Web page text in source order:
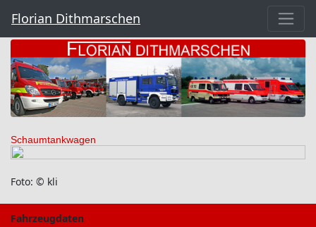
Florian Dithmarschen
Schaumtankwagen
Foto: © kli
Fahrzeugdaten